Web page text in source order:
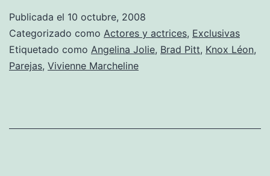
Publicada el 10 octubre, 2008
Categorizado como Actores y actrices, Exclusivas
Etiquetado como Angelina Jolie, Brad Pitt, Knox Léon,
Parejas, Vivienne Marcheline